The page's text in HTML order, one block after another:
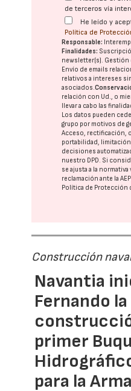
de terceros vía
He leído y
Política de
Responsable:
Finalidades:
newsletter(s). Gestión
Envío de emails
relativos a intereses
asociados.
relación con Ud., o
llevar a cabo las
Los datos pueden
grupo por motivos de
Acceso, rectificación,
portabilidad,
decisiones
nuestro DPD. Si
se ajusta a la
reclamación ante la
Política de Protección
Construcción
Navantia
Fernando la
primer
para la